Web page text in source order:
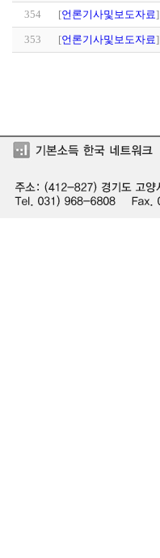
354 [언론기사및보도자료]
353 [언론기사및보도자료]